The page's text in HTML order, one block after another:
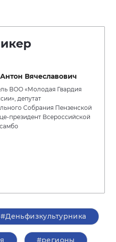
Вячеславович
ВОО «Молодая Гвардия
депутат
Собрания Пензенской
президент Всероссийской
#Деньфизкультурника
#регионы